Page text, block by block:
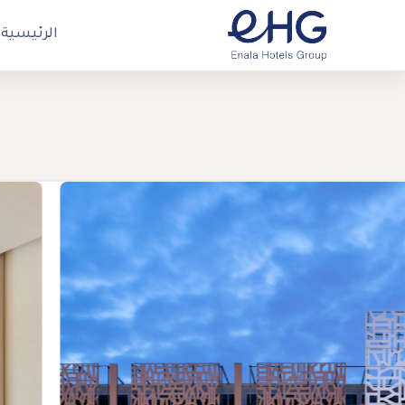
الرئيسية